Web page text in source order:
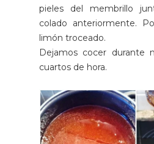
pieles del membrillo
colado anteriormente.
limón troceado.
Dejamos cocer durante
cuartos de hora.